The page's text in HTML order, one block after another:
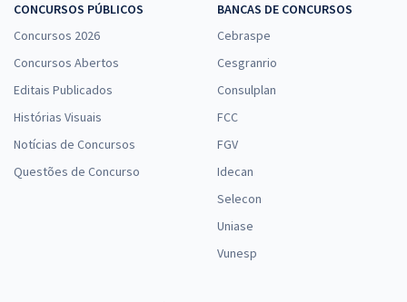
CONCURSOS PÚBLICOS
Concursos 2026
Concursos Abertos
Editais Publicados
Histórias Visuais
Notícias de Concursos
Questões de Concurso
BANCAS DE CONCURSOS
Cebraspe
Cesgranrio
Consulplan
FCC
FGV
Idecan
Selecon
Uniase
Vunesp